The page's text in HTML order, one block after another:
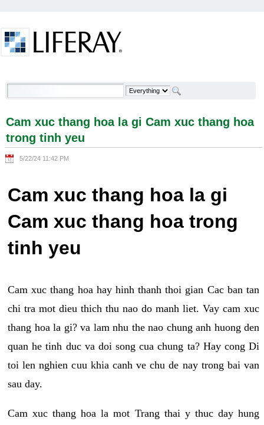
Cam xuc thang hoa la gi Cam xuc thang hoa trong
Cam xuc thang hoa la gi Cam xuc thang hoa
trong tinh yeu
5/22/24 11:42 PM
Cam xuc thang hoa la gi
Cam xuc thang hoa trong
tinh yeu
Cam xuc thang hoa hay hinh thanh thoi gian Cac ban tan
chi tra mot dieu thich thu nao do manh liet. Vay cam xuc
thang hoa la gi? va lam nhu the nao chung anh huong den
quan he tinh duc va doi song cua chung ta? Hay cong Di
toi len nghien cuu khia canh ve chu de nay trong bai van
sau day.
Cam xuc thang hoa la mot Trang thai y thuc day hung